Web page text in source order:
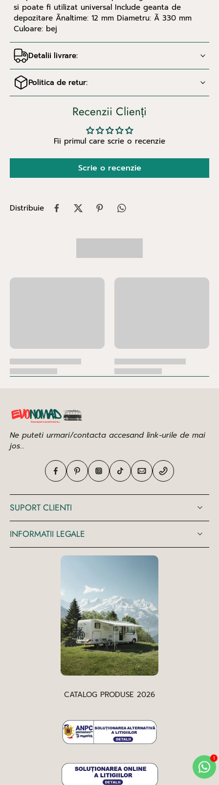
si poate fi utilizat universal Include geanta de
depozitare Ãnaltime: 12 mm Diametru: Ã 330 mm
Culoare: bej
Detalii livrare:
Politica de retur:
Recenzii Clienți
Fii primul care scrie o recenzie
Scrie o recenzie
Distribuie
Ne puteti urmari/contacta accesand link-urile de mai
jos...
SUPORT CLIENTI
INFORMATII LEGALE
CATALOG PRODUSE 2026